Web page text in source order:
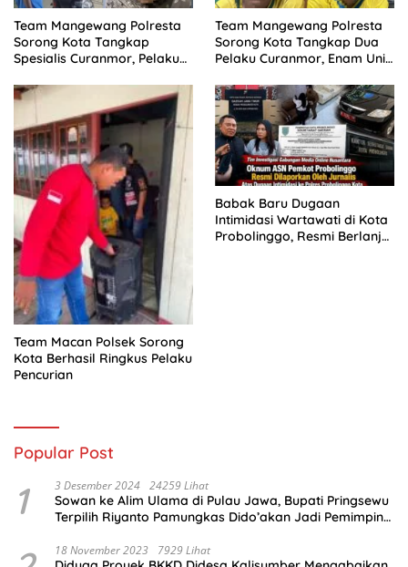
Team Mangewang Polresta
Sorong Kota Tangkap
Spesialis Curanmor, Pelaku
Team Mangewang Polresta
Sorong Kota Tangkap Dua
Pelaku Curanmor, Enam Unit
Team Macan Polsek Sorong
Kota Berhasil Ringkus Pelaku
Pencurian
Babak Baru Dugaan
Intimidasi Wartawati di Kota
Probolinggo, Resmi Berlanjut
Popular Post
1 3 Desember 2024 24259 Lihat
Sowan ke Alim Ulama di Pulau Jawa, Bupati Pringsewu
Terpilih Riyanto Pamungkas Dido’akan Jadi Pemimpin
18 November 2023 7929 Lihat